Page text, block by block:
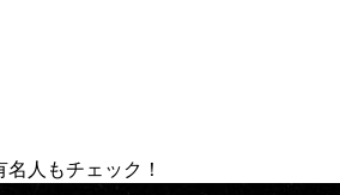
人もチェック！